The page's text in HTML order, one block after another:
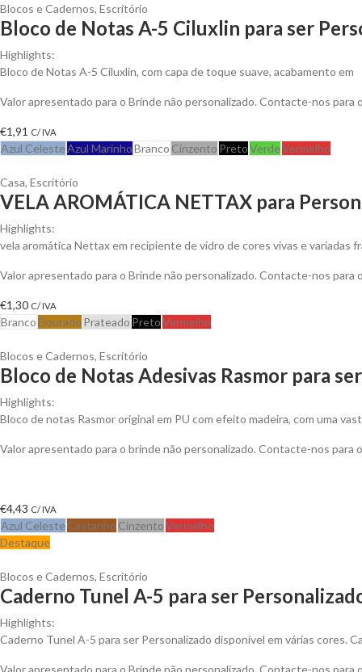
Blocos e Cadernos, Escritório
Bloco de Notas A-5 Ciluxlin para ser
Highlights:
Bloco de Notas A-5 Ciluxlin, com capa de toque suave, acabamento em
Valor apresentado para o Brinde não personalizado. Contacte-nos
€1,91 C/ IVA
Azul CelesteAzul MarinhoBranco Cinzento PretoVerdeVermelho
Casa, Escritório
VELA AROMÁTICA NETTAX para
Highlights:
vela aromática Nettax em recipiente de vidro de cores vivas e variadas
Valor apresentado para o Brinde não personalizado. Contacte-nos
€1,30 C/ IVA
Branco Dourado Prateado PretoVermelho
Blocos e Cadernos, Escritório
Bloco de Notas Adesivas Rasmor para
Highlights:
Bloco de notas Rasmor original em PU com efeito madeira, com uma
Valor apresentado para o brinde não personalizado. Contacte-nos
€4,43 C/ IVA
Azul Celeste Castanho CinzentoVermelho
Destaque
Blocos e Cadernos, Escritório
Caderno Tunel A-5 para ser
Highlights:
Caderno Tunel A-5 para ser Personalizado disponível em várias cores.
Valor apresentado para o Brinde não personalizado. Contacte-nos